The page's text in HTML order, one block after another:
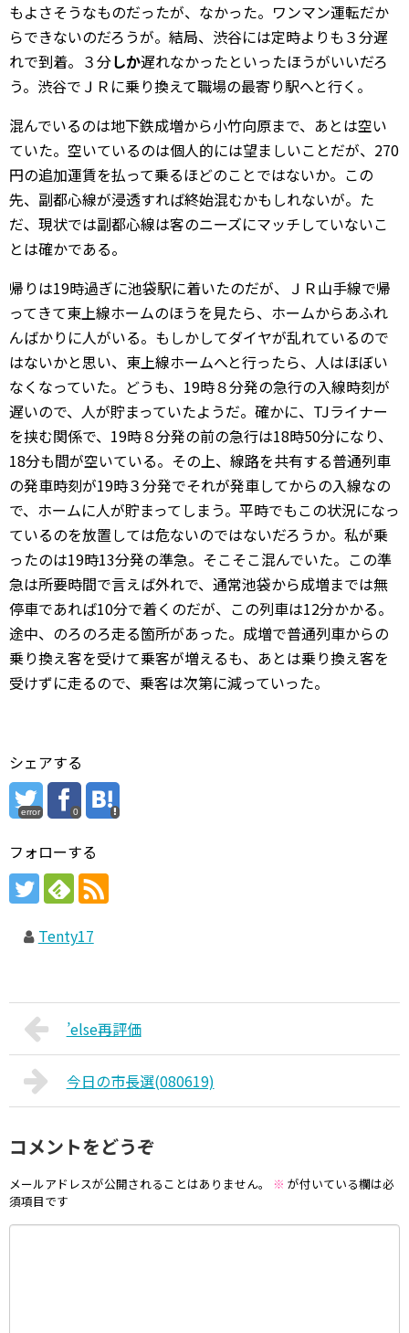
もよさそうなものだったが、なかった。ワンマン運転だか
らできないのだろうが。結局、渋谷には定時よりも３分遅
れで到着。３分しか遅れなかったといったほうがいいだろ
う。渋谷でＪＲに乗り換えて職場の最寄り駅へと行く。
混んでいるのは地下鉄成増から小竹向原まで、あとは空い
ていた。空いているのは個人的には望ましいことだが、270
円の追加運賃を払って乗るほどのことではないか。この
先、副都心線が浸透すれば終始混むかもしれないが。た
だ、現状では副都心線は客のニーズにマッチしていないこ
とは確かである。
帰りは19時過ぎに池袋駅に着いたのだが、ＪＲ山手線で帰
ってきて東上線ホームのほうを見たら、ホームからあふれ
んばかりに人がいる。もしかしてダイヤが乱れているので
はないかと思い、東上線ホームへと行ったら、人はほぼい
なくなっていた。どうも、19時８分発の急行の入線時刻が
遅いので、人が貯まっていたようだ。確かに、TJライナー
を挟む関係で、19時８分発の前の急行は18時50分になり、
18分も間が空いている。その上、線路を共有する普通列車
の発車時刻が19時３分発でそれが発車してからの入線なの
で、ホームに人が貯まってしまう。平時でもこの状況になっ
ているのを放置しては危ないのではないだろうか。私が乗
ったのは19時13分発の準急。そこそこ混んでいた。この準
急は所要時間で言えば外れで、通常池袋から成増までは無
停車であれば10分で着くのだが、この列車は12分かかる。
途中、のろのろ走る箇所があった。成増で普通列車からの
乗り換え客を受けて乗客が増えるも、あとは乗り換え客を
受けずに走るので、乗客は次第に減っていった。
シェアする
error 0
フォローする
Tenty17
’else再評価
今日の市長選(080619)
コメントをどうぞ
メールアドレスが公開されることはありません。 ※ が付いている欄は必
須項目です